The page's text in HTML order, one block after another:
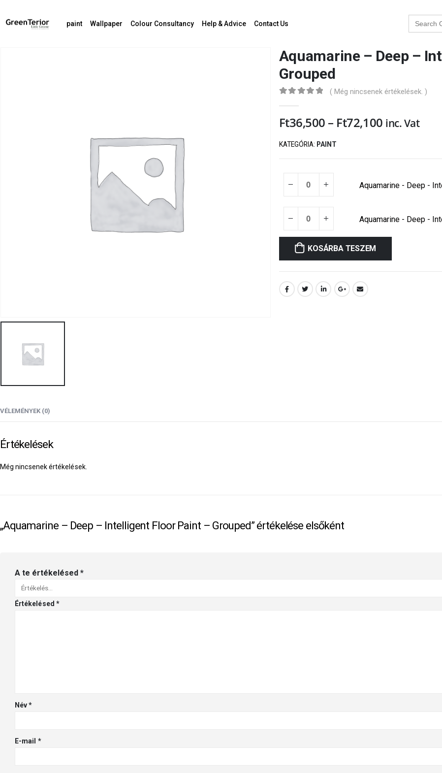
paint Wallpaper Colour Consultancy Help & Advice Contact Us
Search
for:
Aquamarine – Deep –
Grouped
( Még nincsenek értékelések. )
Ft36,500 – Ft72,100 inc. Vat
KATEGÓRIA: PAINT
Aquamarine - Deep -
Aquamarine - Deep -
KOSÁRBA TESZEM
VÉLEMÉNYEK (0)
Értékelések
Még nincsenek értékelések.
„Aquamarine – Deep – Intelligent Floor Paint – Grouped” értékelése elsőként
A te értékelésed *
Értékelésed *
Név*
E-mail *